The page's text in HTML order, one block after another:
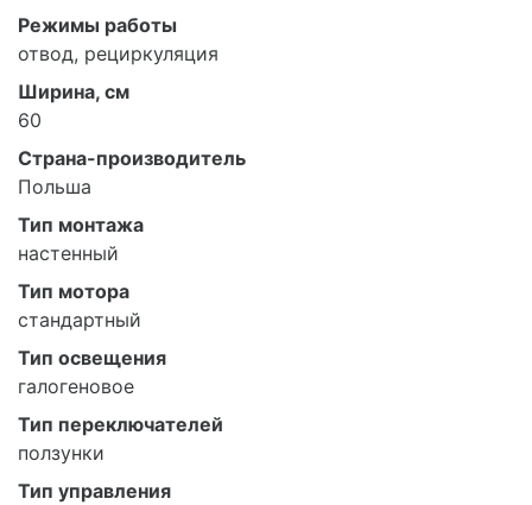
Режимы работы
отвод, рециркуляция
Ширина, см
60
Страна-производитель
Польша
Тип монтажа
настенный
Тип мотора
стандартный
Тип освещения
галогеновое
Тип переключателей
ползунки
Тип управления